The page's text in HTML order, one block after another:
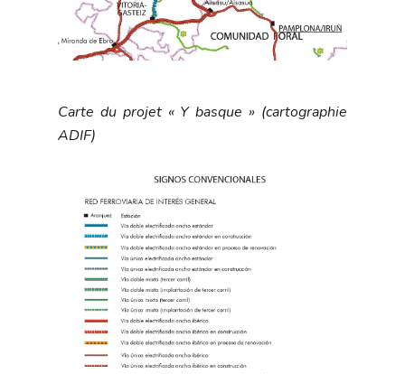
Carte du projet « Y basque » (cartographie
ADIF)